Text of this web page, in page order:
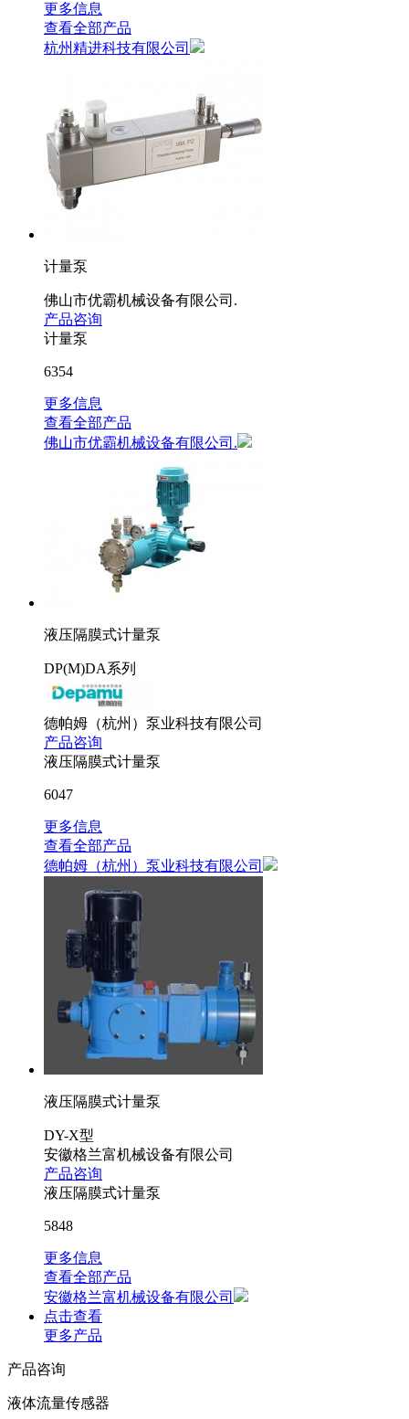
更多信息
查看全部产品
杭州精进科技有限公司
计量泵
佛山市优霸机械设备有限公司.
产品咨询
计量泵
6354
更多信息
查看全部产品
佛山市优霸机械设备有限公司.
液压隔膜式计量泵
DP(M)DA系列
德帕姆（杭州）泵业科技有限公司
产品咨询
液压隔膜式计量泵
6047
更多信息
查看全部产品
德帕姆（杭州）泵业科技有限公司
液压隔膜式计量泵
DY-X型
安徽格兰富机械设备有限公司
产品咨询
液压隔膜式计量泵
5848
更多信息
查看全部产品
安徽格兰富机械设备有限公司
点击查看
更多产品
产品咨询
液体流量传感器